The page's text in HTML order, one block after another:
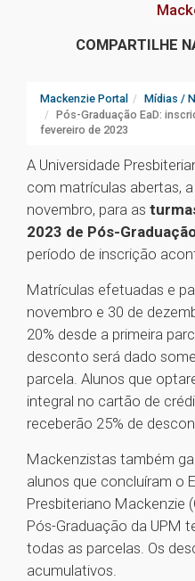
COMPARTILHE
Mackenzie Portal Mídias /
Pós-Graduação EaD:
fevereiro de 2023
A Universidade
com matrículas abertas,
novembro, para as
2023 de Pós-
período de inscrição
Matrículas efetuadas e
novembro e 30 de
20% desde a primeira
desconto será dado
parcela. Alunos que
integral no cartão de
receberão 25% de
Mackenzistas também
alunos que concluíram o
Presbiteriano Mackenzie
Pós-Graduação da UPM
todas as parcelas. Os
acumulativos.